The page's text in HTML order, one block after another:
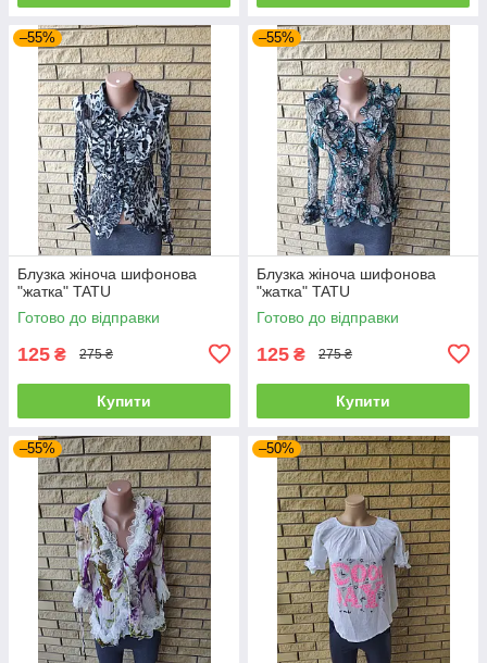
–55%
Блузка жіноча шифонова
"жатка" TATU
Готово до відправки
125 ₴ 275 ₴
Купити
–55%
Блузка жіноча шифонова
"жатка" TATU
Готово до відправки
125 ₴ 275 ₴
Купити
–55% –50%